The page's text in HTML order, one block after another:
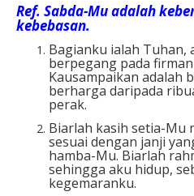
Ref. Sabda-Mu adalah
kebebasan.
Bagianku ialah
berpegang pada
Kausampaikan adalah
berharga daripada
perak.
Biarlah kasih setia-Mu
sesuai dengan janji
hamba-Mu. Biarlah
sehingga aku hidup,
kegemaranku.